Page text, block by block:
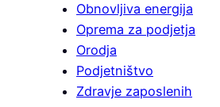
Obnovljiva energija
Oprema za podjetja
Orodja
Podjetništvo
Zdravje zaposlenih